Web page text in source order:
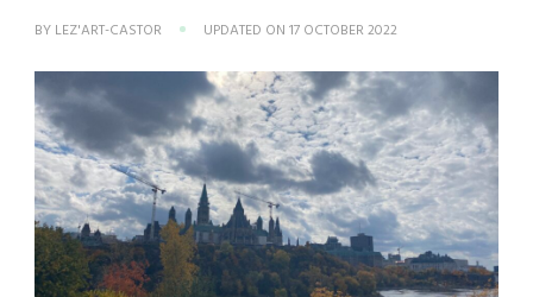
BY LEZ'ART-CASTOR UPDATED ON 17 OCTOBER 2022